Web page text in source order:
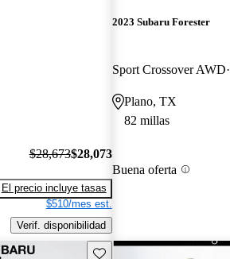
$28,673$28,073
El precio incluye tasas
$510/mes est.
Verif. disponibilidad
2023 Subaru Forester
Sport Crossover AWD
Plano, TX
82 millas
Buena oferta
Guarda este Aviso